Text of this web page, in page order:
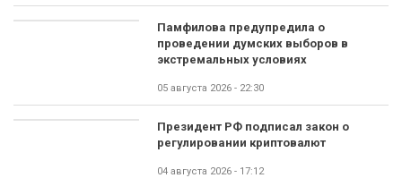
Памфилова предупредила о
проведении думских выборов в
экстремальных условиях
05 августа 2026 - 22:30
Президент РФ подписал закон о
регулировании криптовалют
04 августа 2026 - 17:12